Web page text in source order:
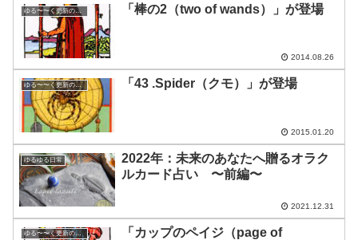
ゆる〜〜く更新の日めくり 「棒の2（two of wands）」が登場
2014.08.26
ゆる〜〜く更新の日めくり 「43 .Spider（クモ）」が登場
2015.01.20
ゆるゆる日常
2022年：未来のあなたへ贈るオラク
ルカード占い 〜前編〜
2021.12.31
ゆる〜〜く更新の日めくり
「カップのペイジ（page of